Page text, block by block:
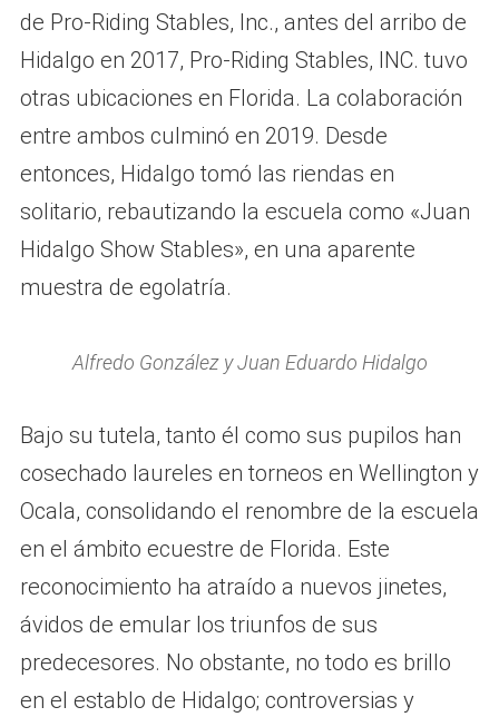
de Pro-Riding Stables, Inc., antes del arribo de
Hidalgo en 2017, Pro-Riding Stables, INC. tuvo
otras ubicaciones en Florida. La colaboración
entre ambos culminó en 2019. Desde
entonces, Hidalgo tomó las riendas en
solitario, rebautizando la escuela como «Juan
Hidalgo Show Stables», en una aparente
muestra de egolatría.
Alfredo González y Juan Eduardo Hidalgo
Bajo su tutela, tanto él como sus pupilos han
cosechado laureles en torneos en Wellington y
Ocala, consolidando el renombre de la escuela
en el ámbito ecuestre de Florida. Este
reconocimiento ha atraído a nuevos jinetes,
ávidos de emular los triunfos de sus
predecesores. No obstante, no todo es brillo
en el establo de Hidalgo; controversias y